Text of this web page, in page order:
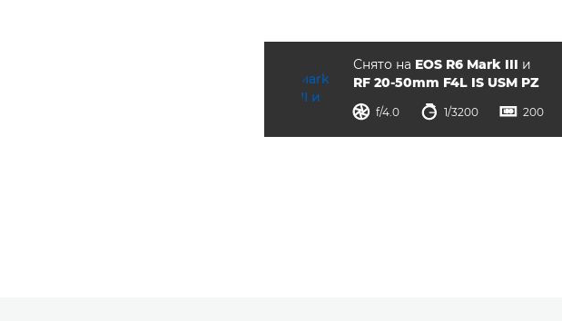
Снято на EOS R6 Mark III и
RF 20-50mm F4L IS USM PZ
диафрагма
 f/4.0 выдержка
 1/3200 ISO
 200